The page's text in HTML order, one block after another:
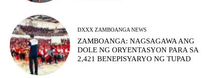
DXXX ZAMBOANGA NEWS
ZAMBOANGA: NAGSAGAWA ANG
DOLE NG ORYENTASYON PARA SA
2,421 BENEPISYARYO NG TUPAD